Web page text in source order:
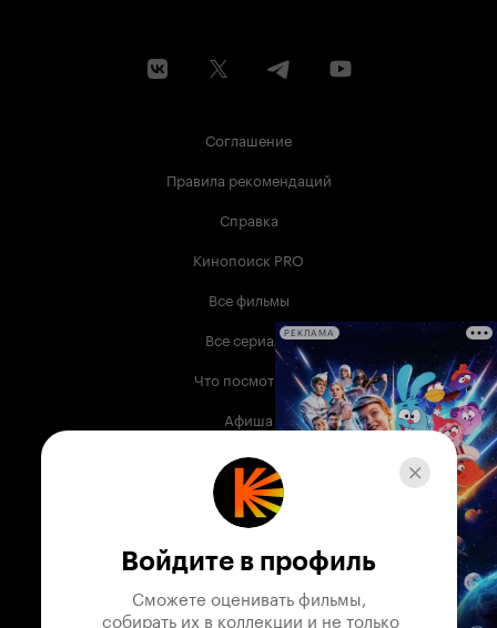
Соглашение
Правила рекомендаций
Справка
Кинопоиск PRO
Все фильмы
Все сериалы
Что посмотреть
Афиша
Музыка
Телепрограмма
Служба поддержки
РЕКЛАМА
Войдите в профиль
Сможете оценивать фильмы,
собирать их в коллекции и не только